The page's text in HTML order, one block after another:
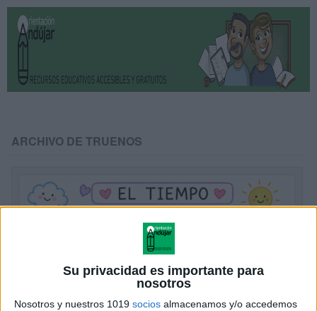
Su privacidad es importante para
nosotros
Nosotros y nuestros 1019 socios almacenamos y/o accedemos
ARCHIVO DE TRUENOS